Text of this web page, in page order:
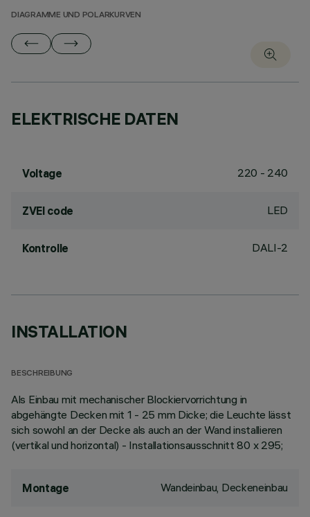
DIAGRAMME UND POLARKURVEN
ELEKTRISCHE DATEN
Voltage 220 - 240
ZVEI code LED
Kontrolle DALI-2
INSTALLATION
BESCHREIBUNG
Als Einbau mit mechanischer Blockiervorrichtung in
abgehängte Decken mit 1 - 25 mm Dicke; die Leuchte lässt
sich sowohl an der Decke als auch an der Wand installieren
(vertikal und horizontal) - Installationsausschnitt 80 x 295;
Montage Wandeinbau, Deckeneinbau